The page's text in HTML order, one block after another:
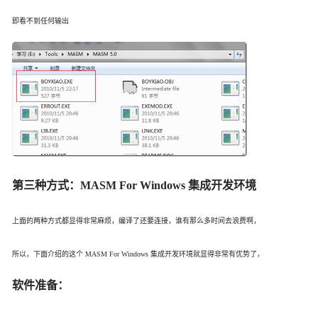
即看不到任何输出
第三种方式：MASM For Windows 集成开发环境
上面的两种方式都显得非常麻烦，编译了还要连接，谁有那么多时间去浪费啊，
所以，下面介绍的这个 MASM For Windows 集成开发环境就显得非常有优势了，
软件准备：